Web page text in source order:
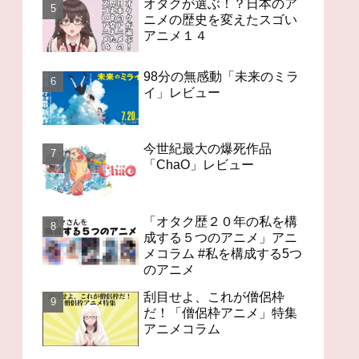
オタクが選ぶ！？日本のア
ニメの歴史を変えたスゴい
アニメ１４
98分の無感動「未来のミラ
イ」レビュー
今世紀最大の爆死作品
「ChaO」レビュー
「オタク歴２０年の私を構
成する５つのアニメ」アニ
メコラム #私を構成する5つ
のアニメ
刮目せよ、これが僧侶枠
だ！「僧侶枠アニメ」特集
アニメコラム